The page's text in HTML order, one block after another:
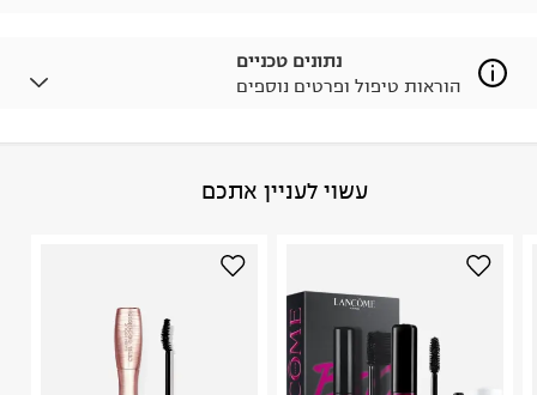
למידע נא ללחוץ כאן
.
לפני החזרת החבילה, חשוב להדביק את מדבקת הגוביינא על
פריטים שבירים יש להחזיר עם שליח דרך ממשק ההחזרות
3. מוצרי טיפוח ניתן להחזיר סגורים באריזתם המקורית
בלבד. לא ניתן להחזיר לקים.
נתונים טכניים
הוראות טיפול ופרטים נוספים
לוריאל ישראל בעמ
עשוי לעניין אתכם